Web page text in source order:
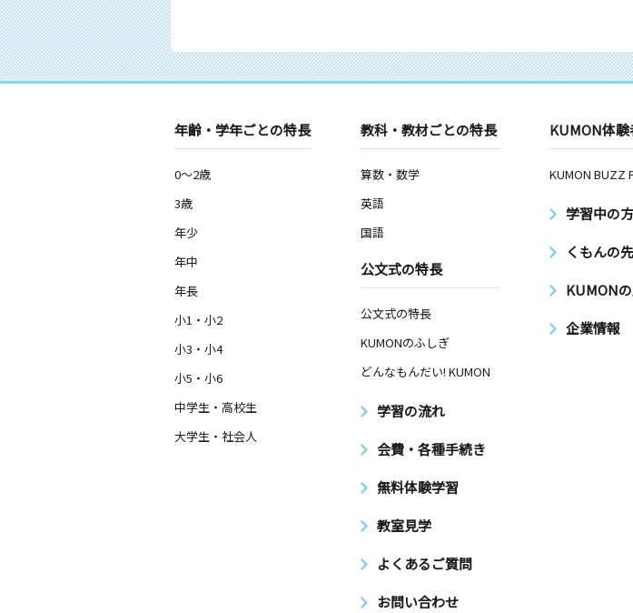
年齢・学年ごとの特長
0～2歳
3歳
年少
年中
年長
小1・小2
小3・小4
小5・小6
中学生・高校生
大学生・社会人
教科・教材ごとの特長
算数・数学
英語
国語
公文式の特長
公文式の特長
KUMONのふしぎ
どんなもんだい! KUMON
学習の流れ
会費・各種手続き
無料体験学習
教室見学
よくあるご質問
お問い合わせ
KUMON体験
KUMON BUZZ
学習中の
くもんの
KUMON
企業情報